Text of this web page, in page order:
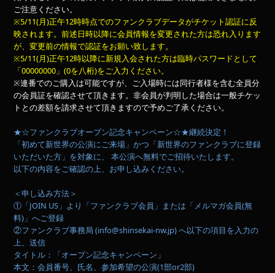
ご注意ください。
※5/11(月)正午12時時点でのファンクラブデータがチケット認証に反
映されます。前述日時以降に会員情報を変更された方は恐れ入ります
が、変更前の情報で認証をお願い致します。
※5/11(月)正午12時以降に新規入会された方は臨時パスワードとして
「00000000」(0を八桁)をご入力ください。
※連番でのご購入は可能ですが、ご入場時には同行者様を含む全員分
の会員証を確認させて頂きます。非会員が判明した場合は一般チケッ
トとの差額を請求させて頂きますので予めご了承ください。
★☆ファンクラブオープン記念キャンペーン☆★継続決定！
「初めて新世界の公演にご来場」かつ「新世界のファンクラブに登録
いただいた方」を対象に、 本公演へ無料でご招待いたします。
以下の内容をご確認の上、お申し込みください。
＜申し込み方法＞
①「JOIN US」より「ファンクラブ会員」または「メルマガ会員(無
料)」へご登録
②ファンクラブ事務局 (info@shinsekai-nw.jp) へ以下の項目を入力の
上、送信
タイトル：「オープン記念キャンペーン」
本文：会員番号、氏名、参加希望の公演(1部or2部)